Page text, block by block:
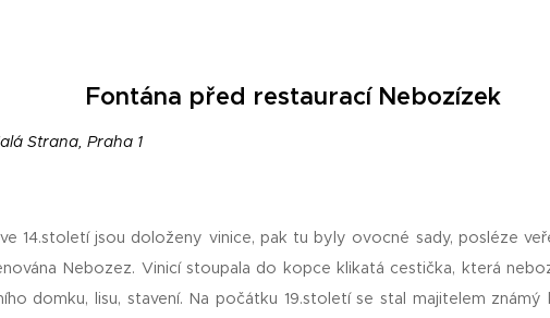
Fontána před restaurací Nebozízek
Strana, Praha 1
14.století jsou doloženy vinice, pak tu byly ovocné sady, posléze
Nebozez. Vinicí stoupala do kopce klikatá cestička, která
domku, lisu, stavení. Na počátku 19.století se stal majitelem známý